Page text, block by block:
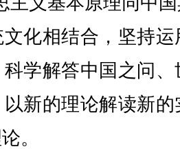
化相结合，坚持
学解答中国之问
新的理论解读新
。